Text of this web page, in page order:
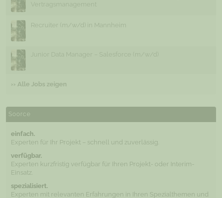
Vertragsmanagement
Recruiter (m/w/d) in Mannheim
Junior Data Manager – Salesforce (m/w/d)
›› Alle Jobs zeigen
Soorce
einfach.
Experten für Ihr Projekt – schnell und zuverlässig.
verfügbar.
Experten kurzfristig verfügbar für Ihren Projekt- oder Interim-
Einsatz.
spezialisiert.
Experten mit relevanten Erfahrungen in Ihren Spezialthemen und